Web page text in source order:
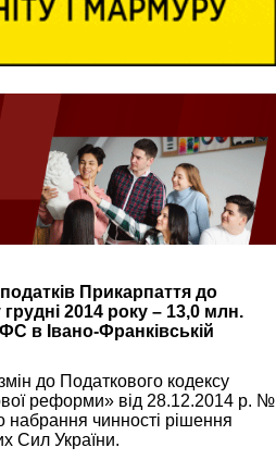
Прикарпаття до
2014 року – 13,0 млн.
в Івано-Франківській
до Податкового кодексу
реформи» від 28.12.2014 р. №
набрання чинності рішення
Сил України.